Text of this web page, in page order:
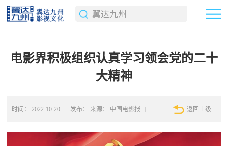
电影界积极组织认真学习领会党的二十
大精神
时间： 2022-10-20 发布： 来源： 中国电影报 返回上级